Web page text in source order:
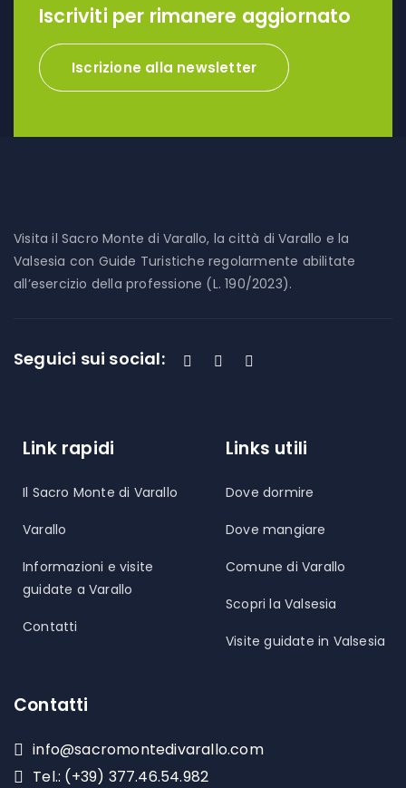
Iscriviti per rimanere aggiornato
Iscrizione alla newsletter
Visita il Sacro Monte di Varallo, la città di Varallo e la
Valsesia con Guide Turistiche regolarmente abilitate
all’esercizio della professione (L. 190/2023).
Seguici sui social:
Link rapidi
Il Sacro Monte di Varallo
Varallo
Informazioni e visite
guidate a Varallo
Contatti
Links utili
Dove dormire
Dove mangiare
Comune di Varallo
Scopri la Valsesia
Visite guidate in Valsesia
Contatti
info@sacromontedivarallo.com
Tel.: (+39) 377.46.54.982